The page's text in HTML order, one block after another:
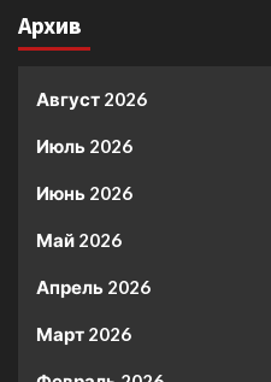
Архив
Август 2026
Июль 2026
Июнь 2026
Май 2026
Апрель 2026
Март 2026